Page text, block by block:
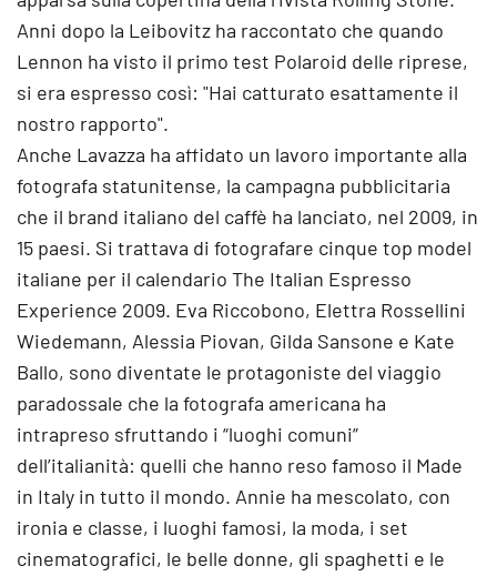
Anni dopo la Leibovitz ha raccontato che quando
Lennon ha visto il primo test Polaroid delle riprese,
si era espresso così: "Hai catturato esattamente il
nostro rapporto".
Anche Lavazza ha affidato un lavoro importante alla
fotografa statunitense, la campagna pubblicitaria
che il brand italiano del caffè ha lanciato, nel 2009, in
15 paesi. Si trattava di fotografare cinque top model
italiane per il calendario The Italian Espresso
Experience 2009. Eva Riccobono, Elettra Rossellini
Wiedemann, Alessia Piovan, Gilda Sansone e Kate
Ballo, sono diventate le protagoniste del viaggio
paradossale che la fotografa americana ha
intrapreso sfruttando i “luoghi comuni”
dell’italianità: quelli che hanno reso famoso il Made
in Italy in tutto il mondo. Annie ha mescolato, con
ironia e classe, i luoghi famosi, la moda, i set
cinematografici, le belle donne, gli spaghetti e le